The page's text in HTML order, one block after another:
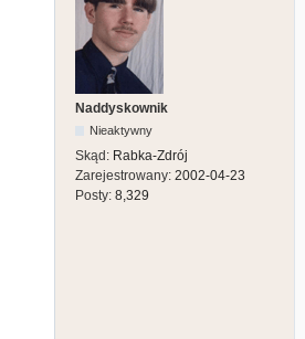
Naddyskownik
Nieaktywny
Skąd: Rabka-Zdrój
Zarejestrowany: 2002-04-23
Posty: 8,329